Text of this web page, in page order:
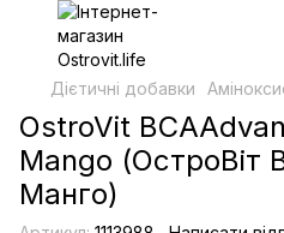
Дієтичні добавки
OstroVit
Mango (ОстроВіт
Манго)